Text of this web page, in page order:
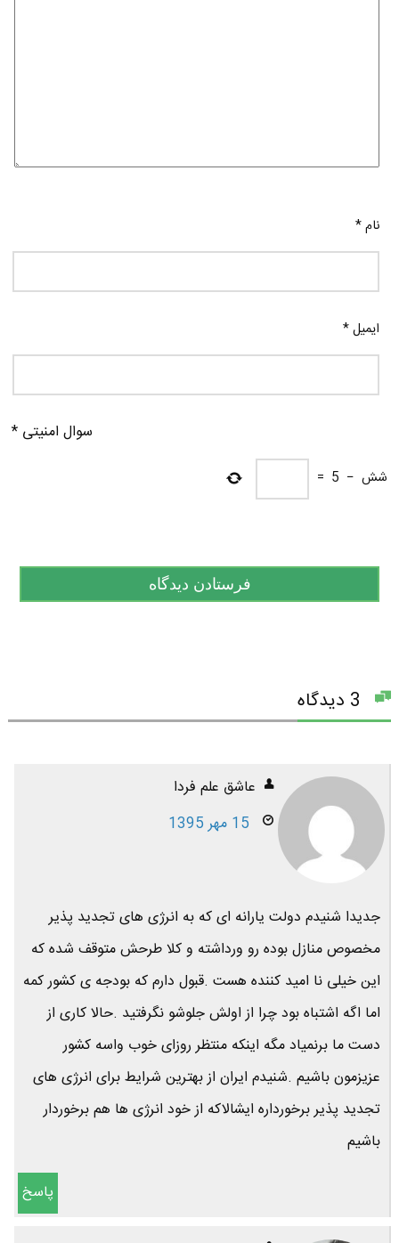
نام*
ایمیل*
سوال امنیتی *
شش −
5
=
عاشق علم فردا
15 مهر 1395
جدیدا شنیدم دولت یارانه ای که به انرژی های تجدید پذیر
مخصوص منازل بوده رو ورداشته و کلا طرحش متوقف شده که
این خیلی نا امید کننده هست .قبول دارم که بودجه ی کشور کمه
اما اگه اشتباه بود چرا از اولش جلوشو نگرفتید .حالا کاری از
دست ما برنمیاد مگه اینکه منتظر روزای خوب واسه کشور
عزیزمون باشیم .شنیدم ایران از بهترین شرایط برای انرژی های
تجدید پذیر برخورداره ایشالاکه از خود انرژی ها هم برخوردار
باشیم
پاسخ